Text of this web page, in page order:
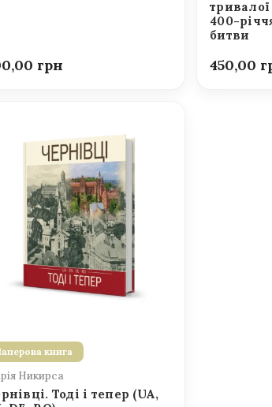
400-
битви
450,00
книга
Никирса
Тоді і тепер (UA,